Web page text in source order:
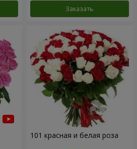
Заказать
101 красная и белая роза